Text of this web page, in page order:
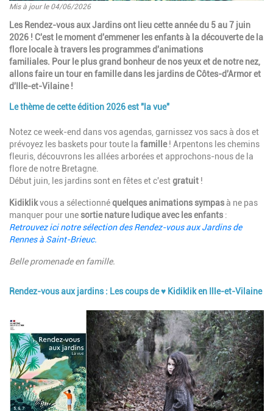
Mis à jour le 04/06/2026
Introduction
Les Rendez-vous aux Jardins ont lieu cette année du 5 au 7 juin
2026 ! C'est le moment d'emmener les enfants à la découverte de la
flore locale à travers les programmes d'animations
familiales. Pour le plus grand bonheur de nos yeux et de notre nez,
allons faire un tour en famille dans les jardins de Côtes-d'Armor et
d'Ille-et-Vilaine !
Paragraphes
Le thème de cette édition 2026 est "la vue"
Description
Notez ce week-end dans vos agendas, garnissez vos sacs à dos et
prévoyez les baskets pour toute la famille! Arpentons les chemins
fleuris, découvrons les allées arborées et approchons-nous de la
flore de notre Bretagne.
Début juin, les jardins sont en fêtes et c'estgratuit !
Kidiklikvous a sélectionnéquelques animations sympasà ne pas
manquer pour unesortie nature ludique avec les enfants :
Retrouvez ici notre sélection des Rendez-vous aux Jardins de
Rennes à Saint-Brieuc.
Belle promenade en famille.
Rendez-vous aux jardins : Les coups de ♥ Kidiklik en Ille-et-Vilaine